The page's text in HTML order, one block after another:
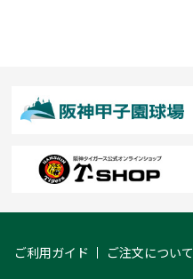
ご利用ガイド ご注文について